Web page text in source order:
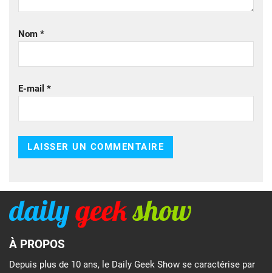
Nom *
E-mail *
À PROPOS
Depuis plus de 10 ans, le Daily Geek Show se caractérise par